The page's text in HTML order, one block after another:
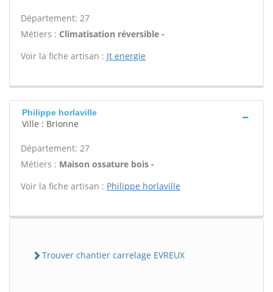
Département: 27
Métiers : Climatisation réversible -
Voir la fiche artisan : Jt energie
Philippe horlaville
Ville : Brionne
Département: 27
Métiers : Maison ossature bois -
Voir la fiche artisan : Philippe horlaville
Trouver chantier carrelage EVREUX